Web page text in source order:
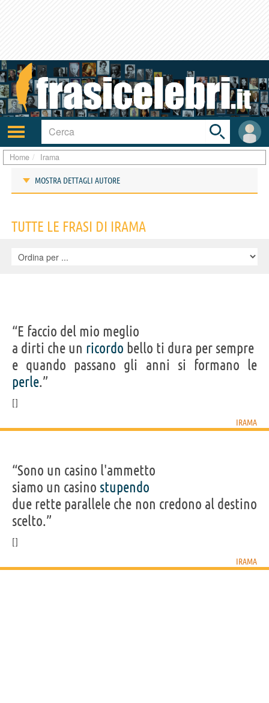
Attiva/disattiva
navigazione
User
area
Toggle
search
bar
Home Irama
MOSTRA DETTAGLI AUTORE
IDENTIKIT E DATI ANAGRAFICI
Nome
Filippo Maria
Cognome Fanti
Pseudonimo
Nato 20 dicembre 1995
Sesso maschile
Nazionalità
Frasi, citazioni e aforismi di Irama
Personaggi affini perPROFESSIONE
TUTTE LE FRASI DI IRAMA
“E faccio del mio meglio
a dirti che un ricordo bello ti dura per sempre
e quando passano gli anni si formano le
perle.”
IRAMA
“Sono un casino l'ammetto
siamo un casino stupendo
due rette parallele che non credono al destino
scelto.”
IRAMA